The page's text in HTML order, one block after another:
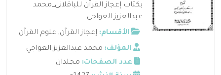
بكتاب إعجاز القرآن للباقلاني_محمد
عبدالعزيز العواجي ...
الأقسام: إعجاز القرآن, علوم القرآن
المؤلف: محمد عبدالعزيز العواجي
عدد الصفحات: مجلدان